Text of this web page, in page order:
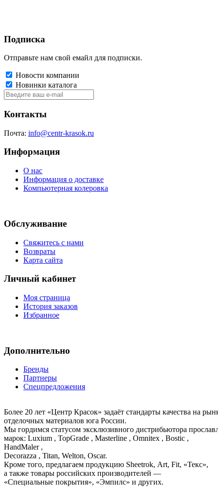
Подписка
Отправьте нам свой емайл для подписки.
Новости компании
Новинки каталога
Контакты
Почта: info@centr-krasok.ru
Информация
О нас
Информация о доставке
Компьютерная колеровка
Обслуживание
Свяжитесь с нами
Возвраты
Карта сайта
Личный кабинет
Моя страница
История заказов
Избранное
Дополнительно
Бренды
Партнеры
Спецпредложения
Более 20 лет «Центр Красок» задаёт стандарты качества на
отделочных материалов юга России.
Мы гордимся статусом эксклюзивного дистрибьютора
марок: Luxium , TopGrade , Masterline , Omnitex , Bostic ,
HandMaler ,
Decorazza , Titan, Welton, Oscar.
Кроме того, предлагаем продукцию Sheetrok, Art, Fit, «Текс»,
а также товары российских производителей —
«Специальные покрытия», «Эмпилс» и других.